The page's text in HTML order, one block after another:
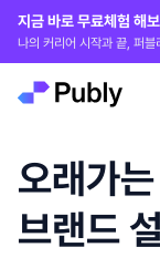
지금 바로 무료체험 해
나의 커리어 시작과 끝, 퍼블
오래가
브랜드